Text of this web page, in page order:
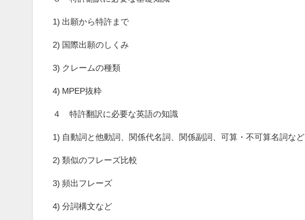
1) 出願から特許まで
2) 国際出願のしくみ
3) クレームの種類
4) MPEP抜粋
４ 特許翻訳に必要な英語の知識
1) 自動詞と他動詞、関係代名詞、関係副詞、可算・不可算名詞など
2)類似のフレーズ比較
3)頻出フレーズ
4)分詞構文など